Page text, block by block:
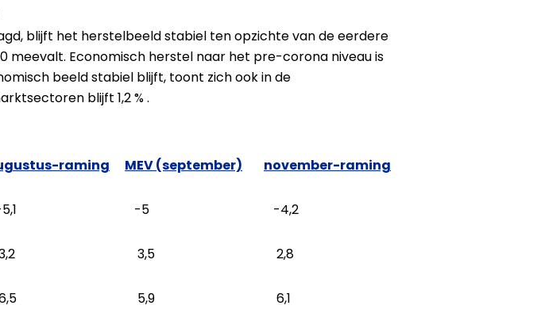
blijft het herstelbeeld stabiel ten opzichte van de eerdere
Economisch herstel naar het pre-corona niveau is
beeld stabiel blijft, toont zich ook in de
blijft 1,2 % .
raming MEV (september) november-raming
-5 -4,2
3,5 2,8
5,9 6,1